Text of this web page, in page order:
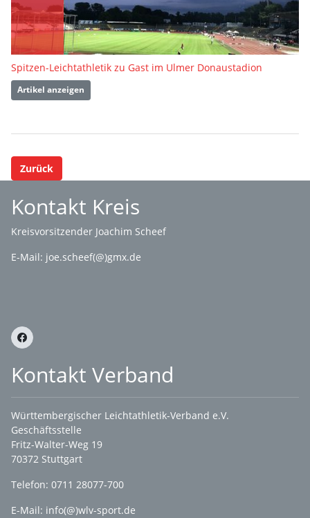
Spitzen-Leichtathletik zu Gast im Ulmer Donaustadion
Artikel anzeigen
Zurück
Kontakt Kreis
Kreisvorsitzender Joachim Scheef
E-Mail: joe.scheef(@)gmx.de
Kontakt Verband
Württembergischer Leichtathletik-Verband e.V.
Geschäftsstelle
Fritz-Walter-Weg 19
70372 Stuttgart
Telefon: 0711 28077-700
E-Mail: info(@)wlv-sport.de